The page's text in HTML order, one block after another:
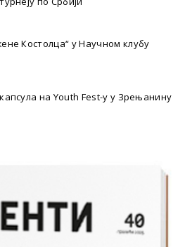
Костолца“ у Научном клубу
на Youth Fest-у у Зрењанину